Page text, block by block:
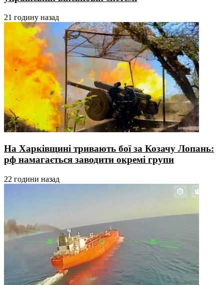
21 годину назад
На Харківщині тривають бої за Козачу Лопань:
рф намагається заводити окремі групи
22 години назад